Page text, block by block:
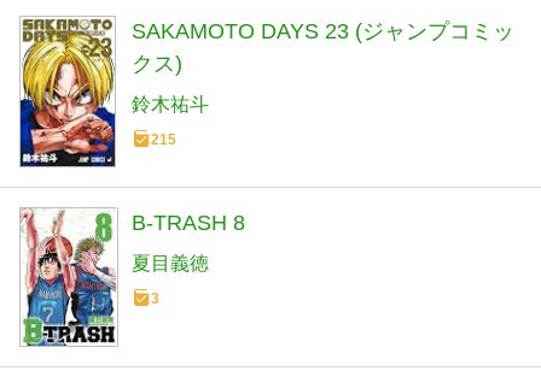
SAKAMOTO DAYS 23 (ジャンプコミッ
クス)
鈴木祐斗
215
B-TRASH 8
夏目義徳
3